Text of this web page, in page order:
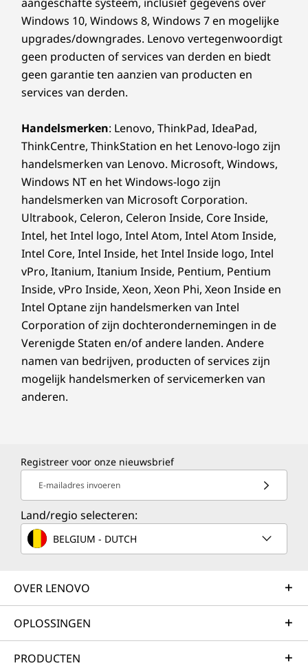
Windows 10, Windows 8, Windows 7 en mogelijke
upgrades/downgrades. Lenovo vertegenwoordigt
geen producten of services van derden en biedt
geen garantie ten aanzien van producten en
services van derden.
Handelsmerken: Lenovo, ThinkPad, IdeaPad,
ThinkCentre, ThinkStation en het Lenovo-logo zijn
handelsmerken van Lenovo. Microsoft, Windows,
Windows NT en het Windows-logo zijn
handelsmerken van Microsoft Corporation.
Ultrabook, Celeron, Celeron Inside, Core Inside,
Intel, het Intel logo, Intel Atom, Intel Atom Inside,
Intel Core, Intel Inside, het Intel Inside logo, Intel
vPro, Itanium, Itanium Inside, Pentium, Pentium
Inside, vPro Inside, Xeon, Xeon Phi, Xeon Inside en
Intel Optane zijn handelsmerken van Intel
Corporation of zijn dochterondernemingen in de
Verenigde Staten en/of andere landen. Andere
namen van bedrijven, producten of services zijn
mogelijk handelsmerken of servicemerken van
anderen.
Registreer voor onze nieuwsbrief
E-mailadres invoeren
Land/regio selecteren:
BELGIUM - DUTCH
OVER LENOVO
OPLOSSINGEN
PRODUCTEN